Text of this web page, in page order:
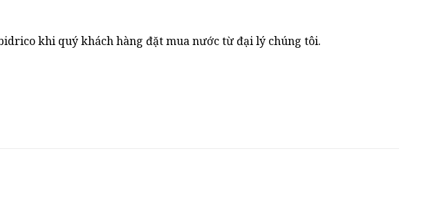
khi quý khách hàng đặt mua nước từ đại lý chúng tôi.